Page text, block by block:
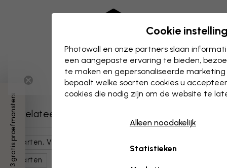
Gerelateerde categorieën
Kaarten, Vlaggen & Plaatsen
Kaarten
3 gratis proefmonsters
Cookie
Photowall en onze partners slaan
een aangepaste ervaring te bieden,
te maken en gepersonaliseerde
bepaalt welke soorten cookies u
cookies die nodig zijn om de website te
Alleen noodakelijk
Statistieken